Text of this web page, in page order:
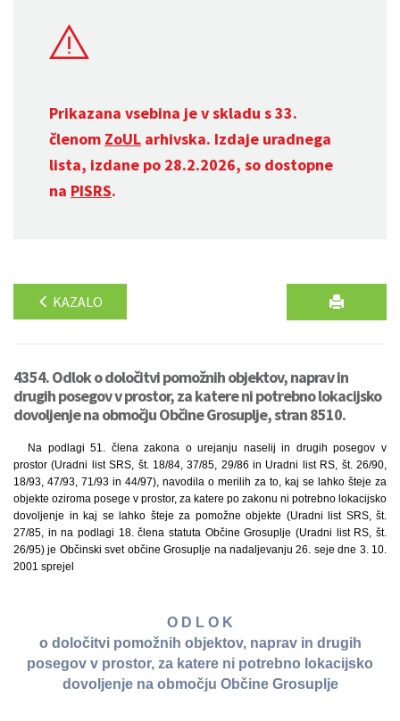
Prikazana vsebina je v skladu s 33.
členom ZoUL arhivska. Izdaje uradnega
lista, izdane po 28.2.2026, so dostopne
na PISRS.
KAZALO
4354. Odlok o določitvi pomožnih objektov, naprav in
drugih posegov v prostor, za katere ni potrebno lokacijsko
dovoljenje na območju Občine Grosuplje, stran 8510.
Na podlagi 51. člena zakona o urejanju naselij in drugih posegov v
prostor (Uradni list SRS, št. 18/84, 37/85, 29/86 in Uradni list RS, št. 26/90,
18/93, 47/93, 71/93 in 44/97), navodila o merilih za to, kaj se lahko šteje za
objekte oziroma posege v prostor, za katere po zakonu ni potrebno lokacijsko
dovoljenje in kaj se lahko šteje za pomožne objekte (Uradni list SRS, št.
27/85, in na podlagi 18. člena statuta Občine Grosuplje (Uradni list RS, št.
26/95) je Občinski svet občine Grosuplje na nadaljevanju 26. seje dne 3. 10.
2001 sprejel
O D L O K
o določitvi pomožnih objektov, naprav in drugih
posegov v prostor, za katere ni potrebno lokacijsko
dovoljenje na območju Občine Grosuplje